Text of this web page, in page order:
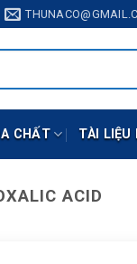
CHẤT TÀI LIỆU
ACID